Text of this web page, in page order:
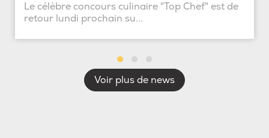
Le célèbre concours culinaire "Top Chef" est de
retour lundi prochain su...
Voir plus de news